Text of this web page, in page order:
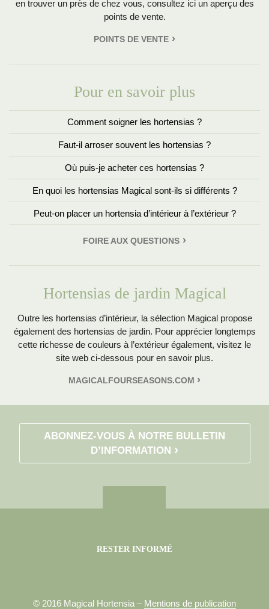
en trouver un près de chez vous, consultez ici un aperçu des
points de vente.
POINTS DE VENTE
Pour en savoir plus
Comment soigner les hortensias ?
Faut-il arroser souvent les hortensias ?
Où puis-je acheter ces hortensias ?
En quoi les hortensias Magical sont-ils si différents ?
Peut-on placer un hortensia d’intérieur à l’extérieur ?
FOIRE AUX QUESTIONS
Hortensias de jardin Magical
Outre les hortensias d’intérieur, la sélection Magical propose
également des hortensias de jardin. Pour apprécier longtemps
cette richesse de couleurs à l’extérieur également, visitez le
site web ci-dessous pour en savoir plus.
MAGICALFOURSEASONS.COM
ABONNEZ-VOUS À NOTRE BULLETIN
D’INFORMATION
RESTER INFORMÉ
© 2016 Magical Hortensia – Mentions de publication